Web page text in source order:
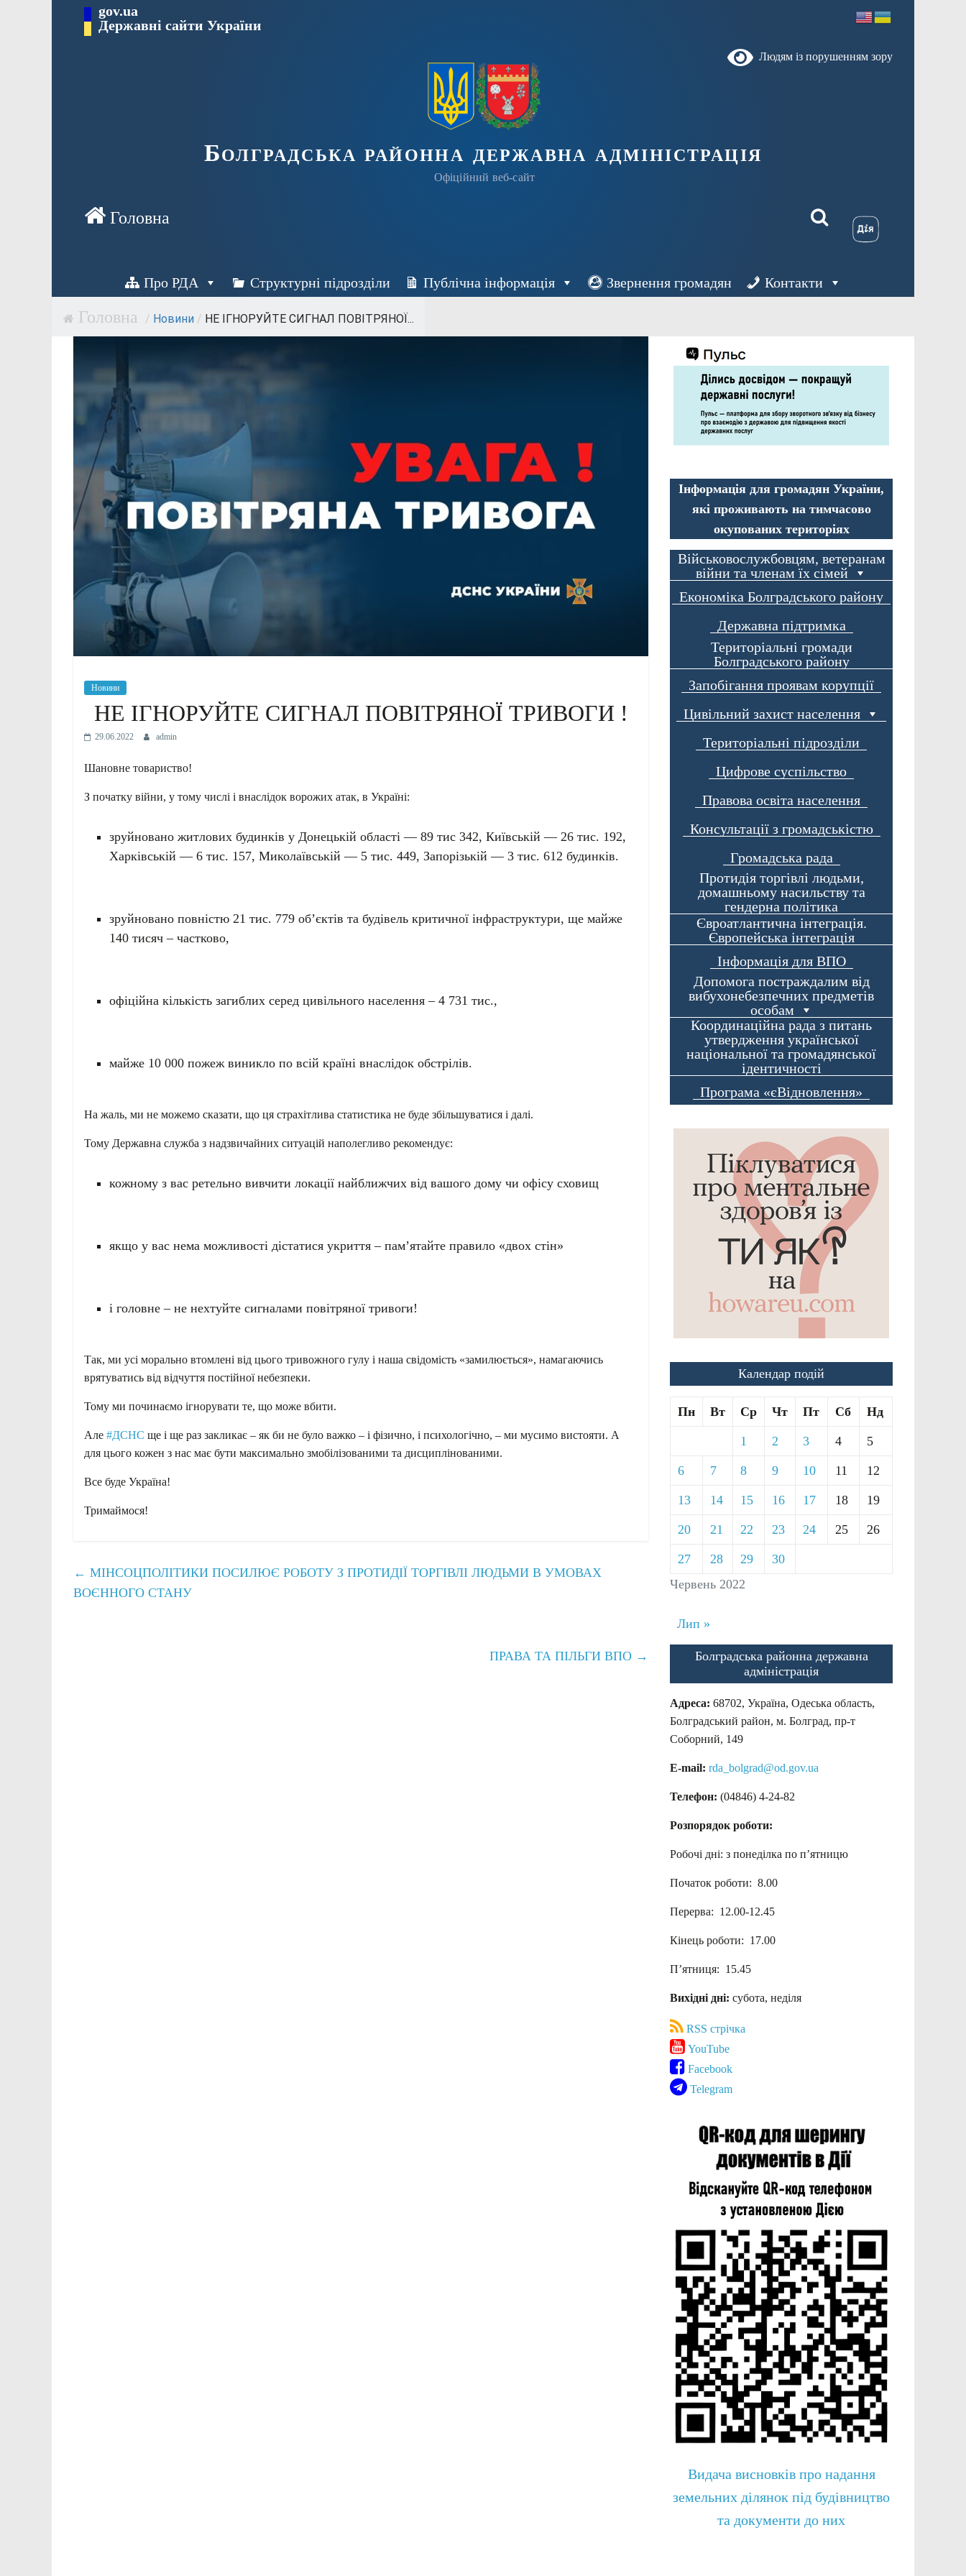
Перейти gov.ua
Державні сайти України
Людям із порушенням зору
Болградська районна державна адміністрація
Офіційний веб-сайт
Про РДА Структурні підрозділи Публічна інформація Звернення громадян Контакти
/ Новини / НЕ ІГНОРУЙТЕ СИГНАЛ ПОВІТРЯНОЇ...
Новини
НЕ ІГНОРУЙТЕ СИГНАЛ ПОВІТРЯНОЇ ТРИВОГИ !
29.06.2022 admin
Шановне товариство!
З початку війни, у тому числі і внаслідок ворожих атак, в Україні:
зруйновано житлових будинків у Донецькій області — 89 тис 342, Київській — 26 тис. 192,
Харківській — 6 тис. 157, Миколаївській — 5 тис. 449, Запорізькій — 3 тис. 612 будинків.
зруйновано повністю 21 тис. 779 об’єктів та будівель критичної інфраструктури, ще майже
140 тисяч – частково,
офіційна кількість загиблих серед цивільного населення – 4 731 тис.,
майже 10 000 пожеж виникло по всій країні внаслідок обстрілів.
На жаль, ми не можемо сказати, що ця страхітлива статистика не буде збільшуватися і далі.
Тому Державна служба з надзвичайних ситуацій наполегливо рекомендує:
кожному з вас ретельно вивчити локації найближчих від вашого дому чи офісу сховищ
якщо у вас нема можливості дістатися укриття – пам’ятайте правило «двох стін»
і головне – не нехтуйте сигналами повітряної тривоги!
Так, ми усі морально втомлені від цього тривожного гулу і наша свідомість «замилюється», намагаючись
врятуватись від відчуття постійної небезпеки.
Тому ми починаємо ігнорувати те, що може вбити.
Але #ДСНС ще і ще раз закликає – як би не було важко – і фізично, і психологічно, – ми мусимо вистояти. А
для цього кожен з нас має бути максимально змобілізованими та дисциплінованими.
Все буде Україна!
Тримаймося!
← МІНСОЦПОЛІТИКИ ПОСИЛЮЄ РОБОТУ З ПРОТИДІЇ ТОРГІВЛІ ЛЮДЬМИ В УМОВАХ
ВОЄННОГО СТАНУ
ПРАВА ТА ПІЛЬГИ ВПО →
Інформація для громадян України,
які проживають на тимчасово
окупованих територіях
Військовослужбовцям, ветеранам
війни та членам їх сімей
Економіка Болградського району
Державна підтримка
Територіальні громади
Болградського району
Запобігання проявам корупції
Цивільний захист населення
Територіальні підрозділи
Цифрове суспільство
Правова освіта населення
Консультації з громадськістю
Громадська рада
Протидія торгівлі людьми,
домашньому насильству та
гендерна політика
Євроатлантична інтеграція.
Європейська інтеграція
Інформація для ВПО
Допомога постраждалим від
вибухонебезпечних предметів
особам
Координаційна рада з питань
утвердження української
національної та громадянської
ідентичності
Програма «єВідновлення»
Календар подій
Червень 2022
Пн Вт Ср Чт Пт Сб Нд
1 2 3 4 5
6 7 8 9 10 11 12
13 14 15 16 17 18 19
20 21 22 23 24 25 26
27 28 29 30
Лип »
Болградська районна державна
адміністрація
Адреса: 68702, Україна, Одеська область,
Болградський район, м. Болград, пр-т
Соборний, 149
E-mail: rda_bolgrad@od.gov.ua
Телефон: (04846) 4-24-82
Розпорядок роботи:
Робочі дні: з понеділка по п’ятницю
Початок роботи: 8.00
Перерва: 12.00-12.45
Кінець роботи: 17.00
П’ятниця: 15.45
Вихідні дні: субота, неділя
RSS стрічка
YouTube
Facebook
Telegram
Видача висновків про надання
земельних ділянок під будівництво
та документи до них